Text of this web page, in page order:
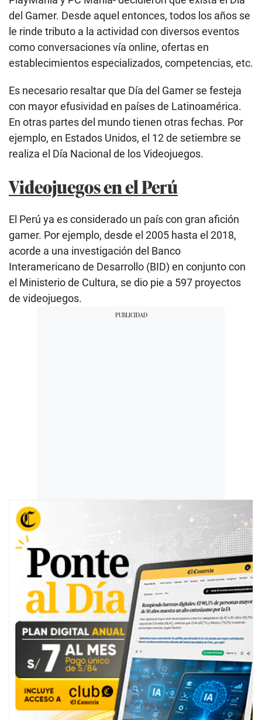
del Gamer. Desde aquel entonces, todos los años se
le rinde tributo a la actividad con diversos eventos
como conversaciones vía online, ofertas en
establecimientos especializados, competencias, etc.
Es necesario resaltar que Día del Gamer se festeja
con mayor efusividad en países de Latinoamérica.
En otras partes del mundo tienen otras fechas. Por
ejemplo, en Estados Unidos, el 12 de setiembre se
realiza el Día Nacional de los Videojuegos.
Videojuegos en el Perú
El Perú ya es considerado un país con gran afición
gamer. Por ejemplo, desde el 2005 hasta el 2018,
acorde a una investigación del Banco
Interamericano de Desarrollo (BID) en conjunto con
el Ministerio de Cultura, se dio pie a 597 proyectos
de videojuegos.